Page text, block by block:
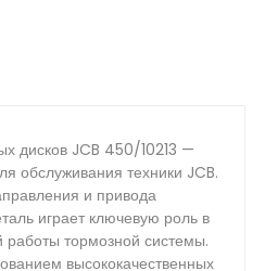
дисков JCB 450/10213 —
обслуживания техники JCB.
и привода
играет ключевую роль в
тормозной системы.
высококачественных